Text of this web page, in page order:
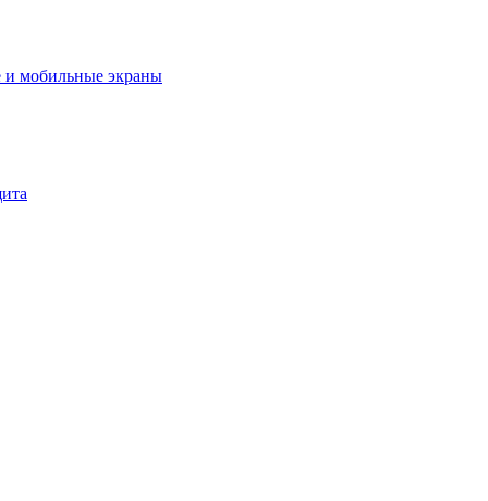
мобильные экраны